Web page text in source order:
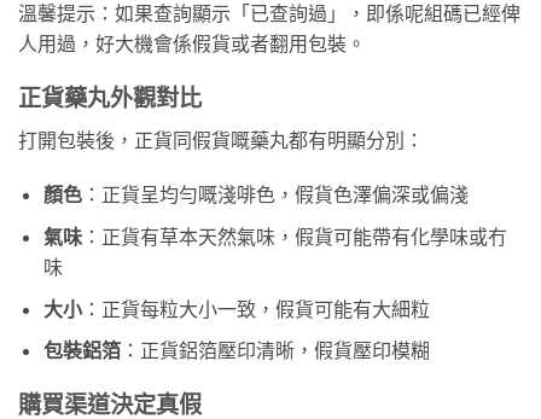
溫馨提示：如果查詢顯示「已查詢過」，即係呢組碼已經俾
人用過，好大機會係假貨或者翻用包裝。
正貨藥丸外觀對比
打開包裝後，正貨同假貨嘅藥丸都有明顯分別：
顏色：正貨呈均勻嘅淺啡色，假貨色澤偏深或偏淺
氣味：正貨有草本天然氣味，假貨可能帶有化學味或冇
味
大小：正貨每粒大小一致，假貨可能有大細粒
包裝鋁箔：正貨鋁箔壓印清晰，假貨壓印模糊
購買渠道決定真假